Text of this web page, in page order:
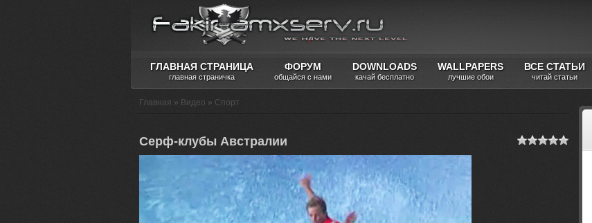
ГЛАВНАЯ СТРАНИЦА
главная страничка
ФОРУМ
общайся с нами
DOWNLOADS
качай бесплатно
WALLPAPERS
лучшие обои
ВСЕ СТАТЬИ
читай статьи
Главная » Видео » Спорт
Серф-клубы Австралии